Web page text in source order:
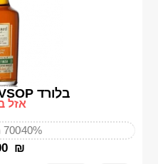
בלורד VSOP חביות שיפון
אזל
40%700 מ"ל
₪